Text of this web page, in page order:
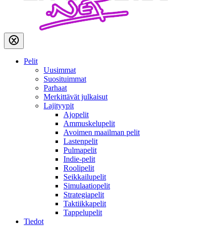
Pelit
Uusimmat
Suosituimmat
Parhaat
Merkittävät julkaisut
Lajityypit
Ajopelit
Ammuskelupelit
Avoimen maailman pelit
Lastenpelit
Pulmapelit
Indie-pelit
Roolipelit
Seikkailupelit
Simulaatiopelit
Strategiapelit
Taktiikkapelit
Tappelupelit
Tiedot